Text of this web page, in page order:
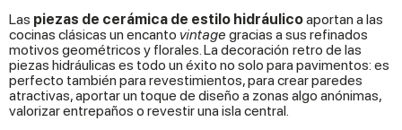
Las piezas de cerámica de estilo hidráulicoaportan a las
cocinas clásicas un encanto vintage gracias a sus refinados
motivos geométricos y florales. La decoración retro de las
piezas hidráulicas es todo un éxito no solo para pavimentos: es
perfecto también para revestimientos, para crear paredes
atractivas, aportar un toque de diseño a zonas algo anónimas,
valorizar entrepaños o revestir una isla central.